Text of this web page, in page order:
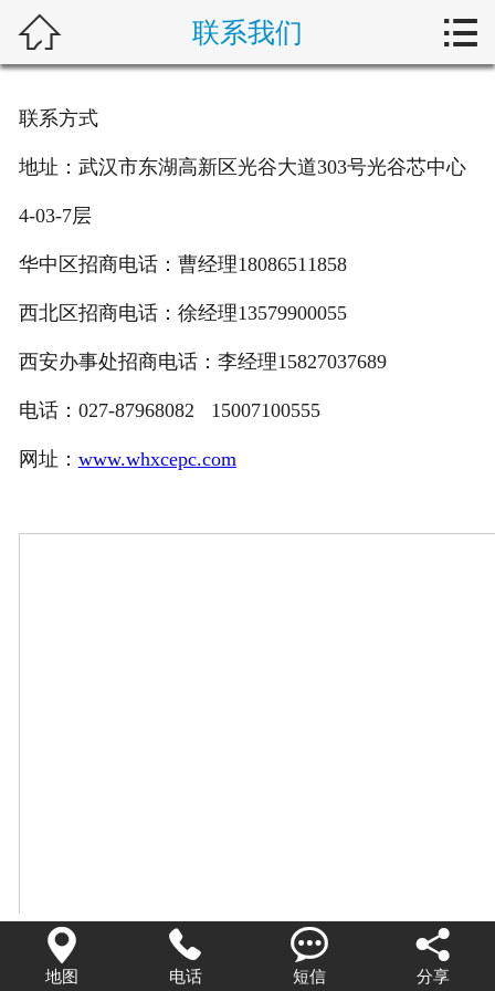
典型案例
新闻动态
 联系我们 
联系方式
地址：武汉市东湖高新区光谷大道303号光谷芯中心
4-03-7层
华中区招商电话：曹经理18086511858
西北区招商电话：徐经理13579900055
西安办事处招商电话：李经理15827037689
电话：027-87968082 15007100555
网址： www.whxcepc.com

地图

电话

短信

分享